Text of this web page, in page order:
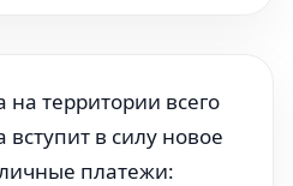
на территории всего
вступит в силу новое
платежи: